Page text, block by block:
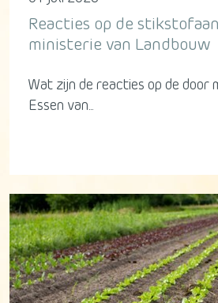
Reacties op de
ministerie van Landbouw
Wat zijn de reacties op de door
Essen van...